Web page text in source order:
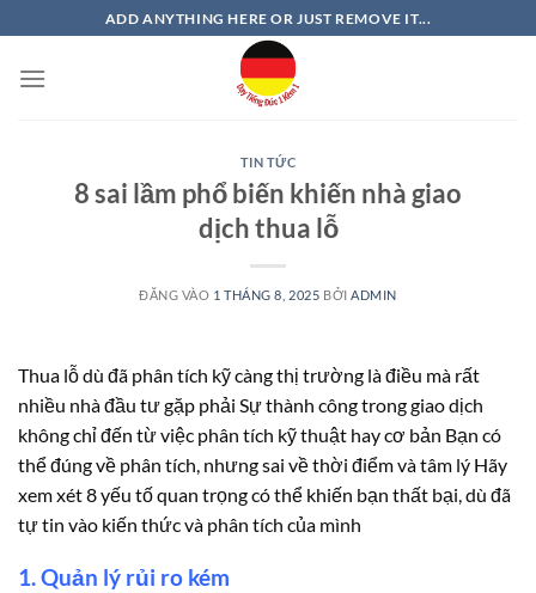
qua
nội
ADD ANYTHING HERE OR JUST REMOVE IT...
TIN TỨC
8 sai lầm phổ biến khiến nhà giao
dịch thua lỗ
ĐĂNG VÀO 1 THÁNG 8, 2025 BỞI ADMIN
Thua lỗ dù đã phân tích kỹ càng thị trường là điều mà rất
nhiều nhà đầu tư gặp phải Sự thành công trong giao dịch
không chỉ đến từ việc phân tích kỹ thuật hay cơ bản Bạn có
thể đúng về phân tích, nhưng sai về thời điểm và tâm lý Hãy
xem xét 8 yếu tố quan trọng có thể khiến bạn thất bại, dù đã
tự tin vào kiến thức và phân tích của mình
1. Quản lý rủi ro kém